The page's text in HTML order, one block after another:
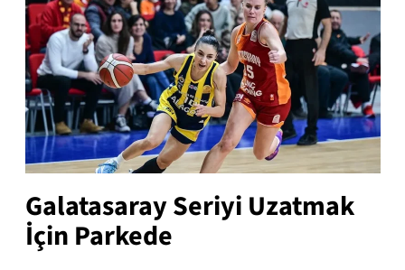
Galatasaray Seriyi Uzatmak
İçin Parkede